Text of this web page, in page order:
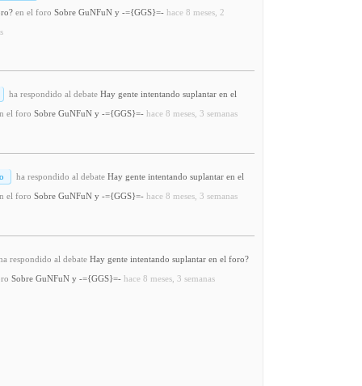
en el foro Sobre GuNFuN y -={GGS}=- hace 8 meses, 2
ha respondido al debate Hay gente intentando suplantar en el
el foro Sobre GuNFuN y -={GGS}=- hace 8 meses, 3 semanas
ha respondido al debate Hay gente intentando suplantar en el
el foro Sobre GuNFuN y -={GGS}=- hace 8 meses, 3 semanas
respondido al debate Hay gente intentando suplantar en el foro?
Sobre GuNFuN y -={GGS}=- hace 8 meses, 3 semanas